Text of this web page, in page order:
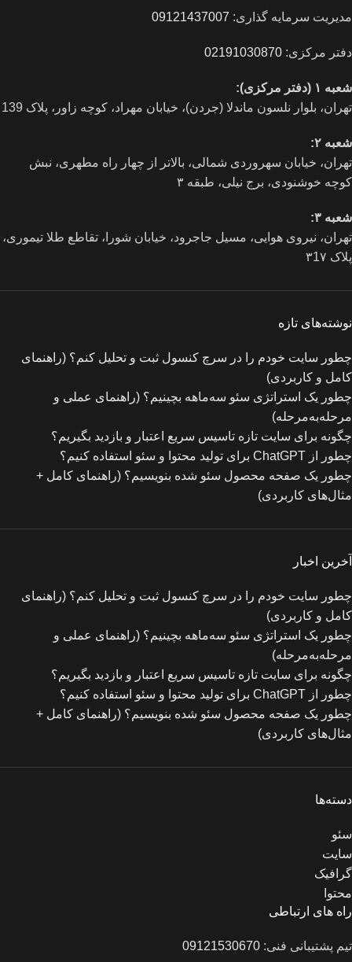
مدیریت سرمایه گذاری: 09121437007
دفتر مرکزی: 02191030870
شعبه ۱ (دفتر مرکزی):
تهران، بلوار نلسون ماندلا (جردن)، خیابان مهراد، کوچه زاور، پلاک 139
شعبه ۲:
تهران، خيابان سهروردی شمالی، بالاتر از چهار راه مطهری، نبش
کوچه خوشنودی، برج نیلی، طبقه ۳
شعبه ۳:
تهران، نیروی هوایی، مسیل جاجرود، خیابان شورا، تقاطع طلا تیموری،
پلاک ۳1۷
نوشته‌های تازه
چطور سایت خودم را در سرچ کنسول ثبت و تحلیل کنم؟ (راهنمای
کامل و کاربردی)
چطور یک استراتژی سئو سه‌ماهه بچینیم؟ (راهنمای عملی و
مرحله‌به‌مرحله)
چگونه برای سایت تازه‌ تاسیس سریع اعتبار و بازدید بگیریم؟
چطور از ChatGPT برای تولید محتوا و سئو استفاده کنیم؟
چطور یک صفحه محصول سئو شده بنویسیم؟ (راهنمای کامل +
مثال‌های کاربردی)
آخرین اخبار
چطور سایت خودم را در سرچ کنسول ثبت و تحلیل کنم؟ (راهنمای
کامل و کاربردی)
چطور یک استراتژی سئو سه‌ماهه بچینیم؟ (راهنمای عملی و
مرحله‌به‌مرحله)
چگونه برای سایت تازه‌ تاسیس سریع اعتبار و بازدید بگیریم؟
چطور از ChatGPT برای تولید محتوا و سئو استفاده کنیم؟
چطور یک صفحه محصول سئو شده بنویسیم؟ (راهنمای کامل +
مثال‌های کاربردی)
دسته‌ها
سئو
سایت
گرافیک
محتوا
راه های ارتباطی
تیم پشتیبانی فنی: 09121530670